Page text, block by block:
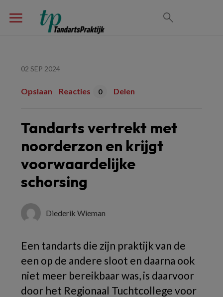
02 SEP 2024
Opslaan Reacties 0 Delen
Tandarts vertrekt met
noorderzon en krijgt
voorwaardelijke
schorsing
Diederik Wieman
Een tandarts die zijn praktijk van de
een op de andere sloot en daarna ook
niet meer bereikbaar was, is daarvoor
door het Regionaal Tuchtcollege voor